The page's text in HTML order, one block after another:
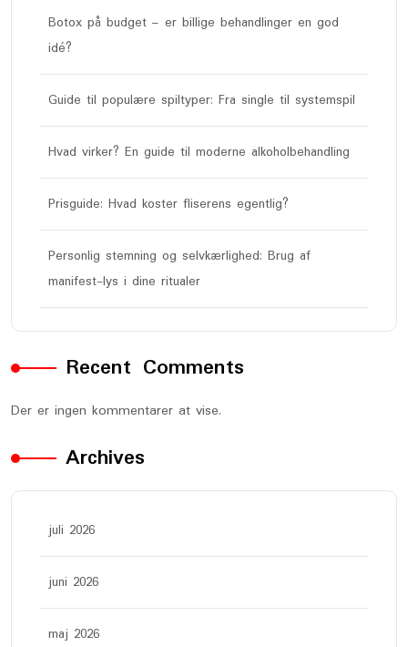
Botox på budget – er billige behandlinger en god
idé?
Guide til populære spiltyper: Fra single til systemspil
Hvad virker? En guide til moderne alkoholbehandling
Prisguide: Hvad koster fliserens egentlig?
Personlig stemning og selvkærlighed: Brug af
manifest-lys i dine ritualer
Recent Comments
Der er ingen kommentarer at vise.
Archives
juli 2026
juni 2026
maj 2026